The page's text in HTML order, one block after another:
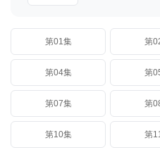
第01集 第
第04集 第
第07集 第
第10集 第